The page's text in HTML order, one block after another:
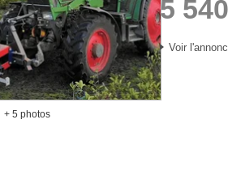
+ 5 photos
5 540
Voir